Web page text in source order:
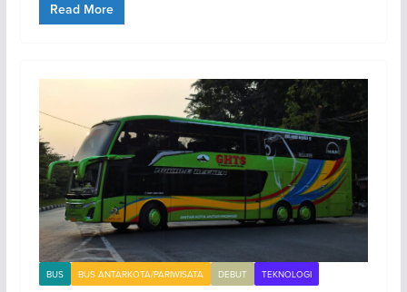
Read More
BUS BUS ANTARKOTA/PARIWISATA DEBUT TEKNOLOGI